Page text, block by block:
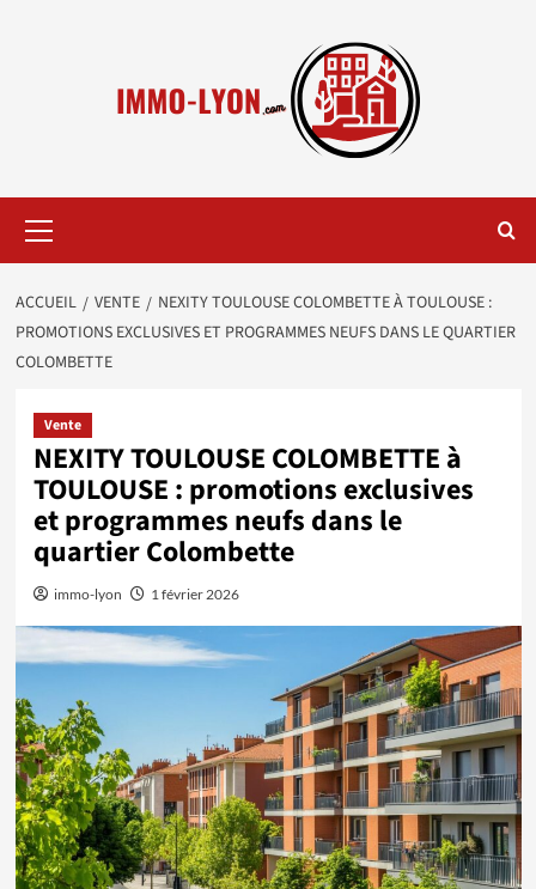
principal
ACCUEIL VENTE
NEXITY TOULOUSE COLOMBETTE À TOULOUSE :
PROMOTIONS EXCLUSIVES ET PROGRAMMES NEUFS DANS LE QUARTIER
COLOMBETTE
Vente
NEXITY TOULOUSE COLOMBETTE à
TOULOUSE : promotions exclusives
et programmes neufs dans le
quartier Colombette
immo-lyon 1 février 2026